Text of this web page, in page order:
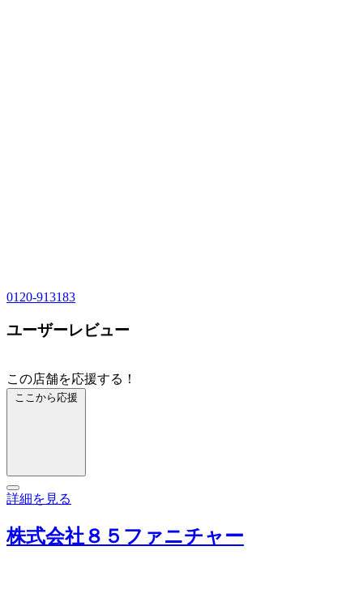
0120-913183
ユーザーレビュー
この店舗を応援する！
ここから応援
詳細を見る
株式会社８５ファニチャー